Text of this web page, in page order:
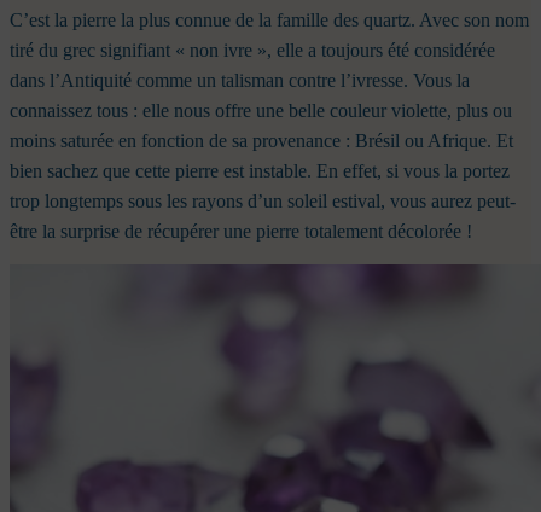
C’est la pierre la plus connue de la famille des quartz. Avec son nom
tiré du grec signifiant « non ivre », elle a toujours été considérée
dans l’Antiquité comme un talisman contre l’ivresse. Vous la
connaissez tous : elle nous offre une belle couleur violette, plus ou
moins saturée en fonction de sa provenance : Brésil ou Afrique. Et
bien sachez que cette pierre est instable. En effet, si vous la portez
trop longtemps sous les rayons d’un soleil estival, vous aurez peut-
être la surprise de récupérer une pierre totalement décolorée !